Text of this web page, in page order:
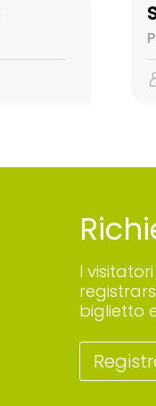
I
biglietto